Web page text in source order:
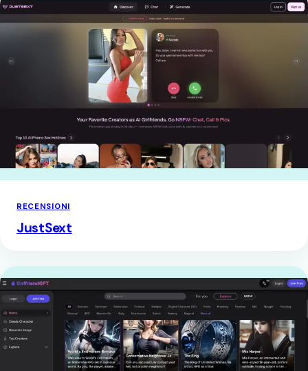
RECENSIONI
JustSext